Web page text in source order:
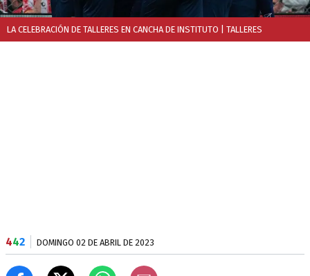
LA CELEBRACIÓN DE TALLERES EN CANCHA DE INSTITUTO | TALLERES
442 DOMINGO 02 DE ABRIL DE 2023